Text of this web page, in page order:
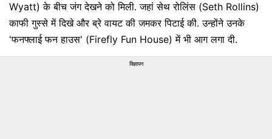
Wyatt) के बीच जंग देखने को मिली. जहां सेथ रोलिंस (Seth Rollins)
काफी गुस्से में दिखे और ब्रे वायट की जमकर पिटाई की. उन्होंने उनके
'फनफ्लाई फन हाउस' (Firefly Fun House) में भी आग लगा दी.
विज्ञापन